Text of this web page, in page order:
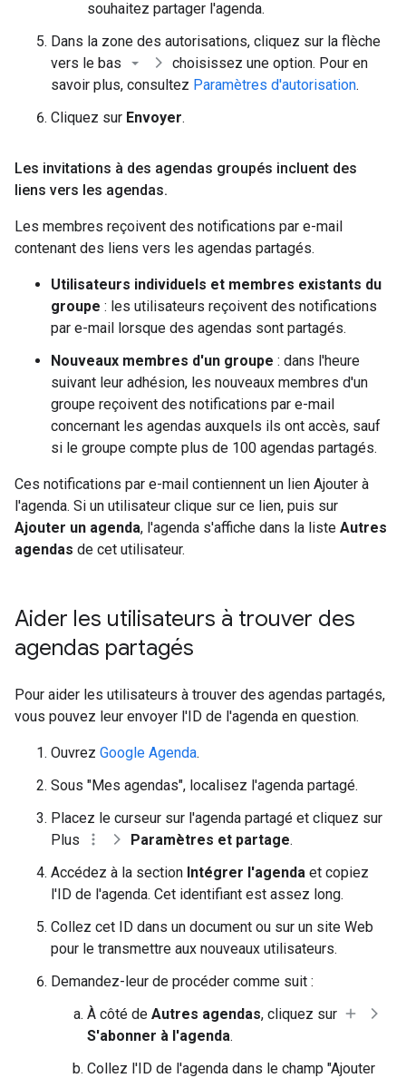
souhaitez partager l'agenda.
Dans la zone des autorisations, cliquez sur la flèche
vers le bas
choisissez une option. Pour en
savoir plus, consultez Paramètres d'autorisation.
Cliquez sur Envoyer.
Les invitations à des agendas groupés incluent des
liens vers les agendas.
Les membres reçoivent des notifications par e-mail
contenant des liens vers les agendas partagés.
Utilisateurs individuels et membres existants du
groupe : les utilisateurs reçoivent des notifications
par e-mail lorsque des agendas sont partagés.
Nouveaux membres d'un groupe : dans l'heure
suivant leur adhésion, les nouveaux membres d'un
groupe reçoivent des notifications par e-mail
concernant les agendas auxquels ils ont accès, sauf
si le groupe compte plus de 100 agendas partagés.
Ces notifications par e-mail contiennent un lien Ajouter à
l'agenda. Si un utilisateur clique sur ce lien, puis sur
Ajouter un agenda, l'agenda s'affiche dans la liste Autres
agendas de cet utilisateur.
Aider les utilisateurs à trouver des
agendas partagés
Pour aider les utilisateurs à trouver des agendas partagés,
vous pouvez leur envoyer l'ID de l'agenda en question.
Ouvrez Google Agenda.
Sous "Mes agendas", localisez l'agenda partagé.
Placez le curseur sur l'agenda partagé et cliquez sur
Plus
Paramètres et partage.
Accédez à la section Intégrer l'agenda et copiez
l'ID de l'agenda. Cet identifiant est assez long.
Collez cet ID dans un document ou sur un site Web
pour le transmettre aux nouveaux utilisateurs.
Demandez-leur de procéder comme suit :
À côté de Autres agendas, cliquez sur
S'abonner à l'agenda.
Collez l'ID de l'agenda dans le champ "Ajouter